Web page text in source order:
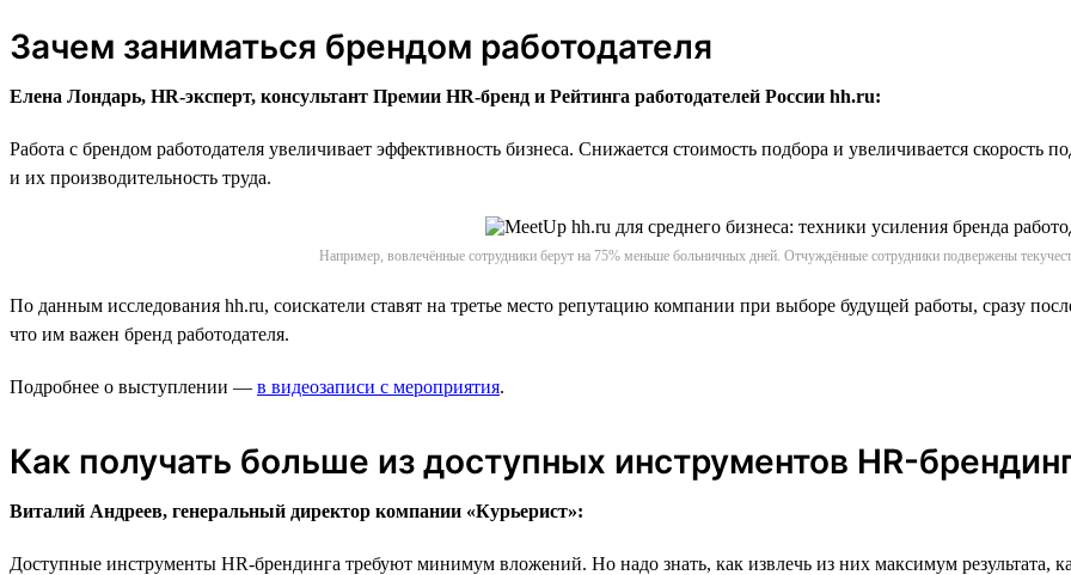
Зачем заниматься брендом работодателя
Елена Лондарь, HR-эксперт, консультант Премии HR-бренд и Рейтинга работодателей России hh.ru:
Работа с брендом работодателя увеличивает эффективность бизнеса. Снижается стоимость подбора и увеличивается скорость
и их производительность труда.
Например, вовлечённые сотрудники берут на 75% меньше больничных дней. Отчуждённые сотрудники подвержены
По данным исследования hh.ru, соискатели ставят на третье место репутацию компании при выборе будущей работы, сразу
что им важен бренд работодателя.
Подробнее о выступлении — в видеозаписи с мероприятия.
Как получать больше из доступных инструментов HR-
Виталий Андреев, генеральный директор компании «Курьерист»:
Доступные инструменты HR-брендинга требуют минимум вложений. Но надо знать, как извлечь из них максимум результата,